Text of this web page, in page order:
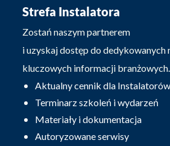
Strefa Instalatora
Zostań naszym partnerem
i uzyskaj dostęp do dedykowanych
kluczowych informacji branżowych.
Aktualny cennik dla Instalatorów
Terminarz szkoleń i wydarzeń
Materiały i dokumentacja
Autoryzowane serwisy